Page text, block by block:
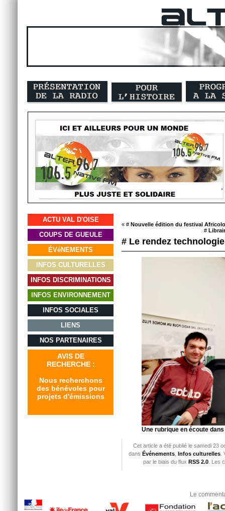
ACTU VAL D'OISE
COUPS DE GUEULE
ÉVéNEMENTS
INFOS CULTURELLES
INFOS DISCRIMINATIONS
INFOS ENVIRONNEMENT
INFOS SOCIALES
LIENS
NOS PARTENAIRES
AVIS DE
RECHERCHE :
Nous recherchons
des bénévoles pour
projets d'émissions
« # Nouvelle édition du festival
#
# Le rendez
Une rubrique en écoute
Cet article a été publié le samedi 23
dans Événements, Infos culturelles.
par le biais du flux RSS 2.0. Les
Le